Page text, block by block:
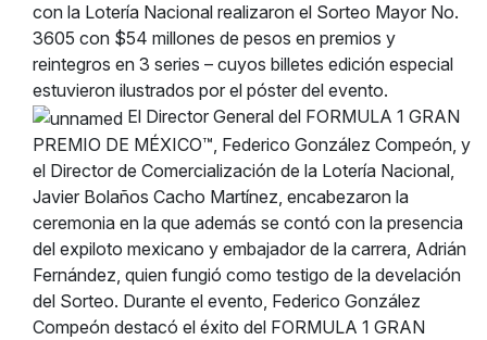
con la Lotería Nacional realizaron el Sorteo Mayor No.
3605 con $54 millones de pesos en premios y
reintegros en 3 series – cuyos billetes edición especial
estuvieron ilustrados por el póster del evento.
El Director General del FORMULA 1 GRAN
PREMIO DE MÉXICO™, Federico González Compeón, y
el Director de Comercialización de la Lotería Nacional,
Javier Bolaños Cacho Martínez, encabezaron la
ceremonia en la que además se contó con la presencia
del expiloto mexicano y embajador de la carrera, Adrián
Fernández, quien fungió como testigo de la develación
del Sorteo. Durante el evento, Federico González
Compeón destacó el éxito del FORMULA 1 GRAN